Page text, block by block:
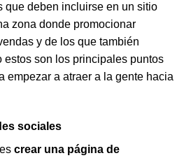
que deben incluirse en un sitio
zona donde promocionar
y de los que también
estos son los principales puntos
empezar a atraer a la gente hacia
sociales
crear una página de